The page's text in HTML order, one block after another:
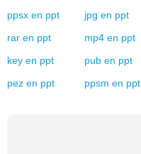
ppsx en ppt jpg en ppt
rar en ppt mp4 en ppt
key en ppt pub en ppt
pez en ppt ppsm en ppt